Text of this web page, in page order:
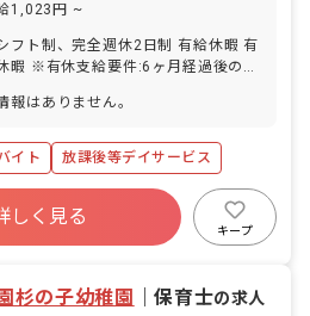
1,023円 ~
フト制、完全週休2日制 有給休暇 有
暇 ※有休支給要件:6ヶ月経過後の年
報はありません。
イト 放課後等デイサービス
しく見る
キープ
杉の子幼稚園 ｜保育士の求人